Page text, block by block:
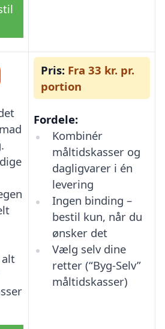
Pris: Fra 33 kr. pr.
portion
Fordele:
Kombinér
måltidskasser og
dagligvarer i én
levering
Ingen binding –
bestil kun, når du
ønsker det
Vælg selv dine
retter (“Byg-Selv”
måltidskasser)